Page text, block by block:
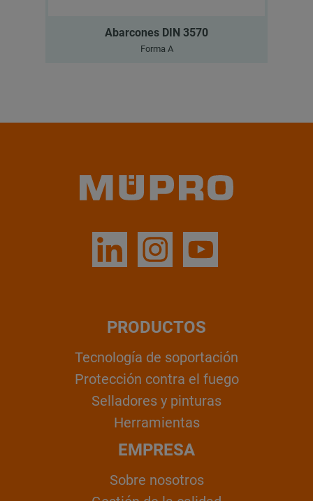
Abarcones DIN 3570
Forma A
PRODUCTOS
Tecnología de soportación
Protección contra el fuego
Selladores y pinturas
Herramientas
EMPRESA
Sobre nosotros